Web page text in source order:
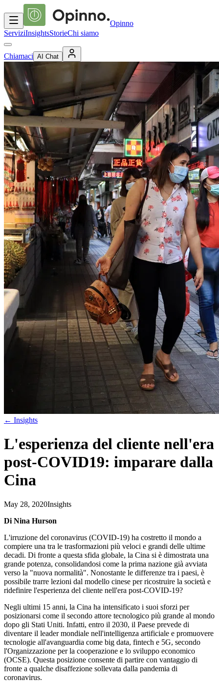
Opinno
ServiziInsightsStorieChi siamo
Chiamaci AI Chat
← Insights
L'esperienza del cliente nell'era
post-COVID19: imparare dalla
Cina
May 28, 2020Insights
Di Nina Hurson
L'irruzione del coronavirus (COVID-19) ha costretto il mondo a
compiere una tra le trasformazioni più veloci e grandi delle ultime
decadi. Di fronte a questa sfida globale, la Cina si è dimostrata una
grande potenza, consolidandosi come la prima nazione già avviata
verso la "nuova normalità". Nonostante le differenze tra i paesi, è
possibile trarre lezioni dal modello cinese per ricostruire la società e
ridefinire l'esperienza del cliente nell'era post-COVID-19?
Negli ultimi 15 anni, la Cina ha intensificato i suoi sforzi per
posizionarsi come il secondo attore tecnologico più grande al mondo
dopo gli Stati Uniti. Infatti, entro il 2030, il Paese prevede di
diventare il leader mondiale nell'intelligenza artificiale e promuovere
tecnologie all'avanguardia come big data, fintech e 5G, secondo
l'Organizzazione per la cooperazione e lo sviluppo economico
(OCSE). Questa posizione consente di partire con vantaggio di
fronte a qualche disaffezione sollevata dalla pandemia di
coronavirus.